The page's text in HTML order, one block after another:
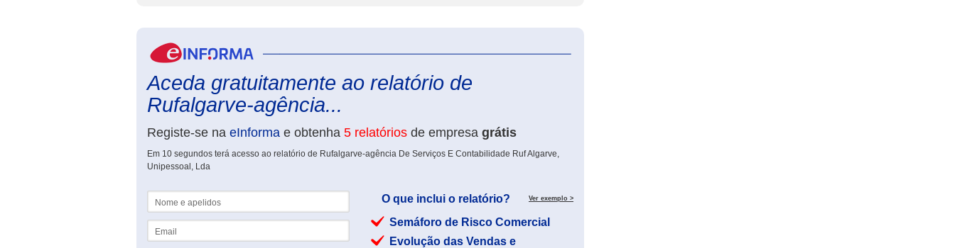
Aceda gratuitamente ao relatório de
Rufalgarve-agência...
Registe-se na eInforma e obtenha 5 relatórios de empresa grátis
Em 10 segundos terá acesso ao relatório de Rufalgarve-agência De Serviços E Contabilidade Ruf Algarve,
Unipessoal, Lda
O que inclui o relatório? Ver exemplo >
Semáforo de Risco Comercial
Evolução das Vendas e